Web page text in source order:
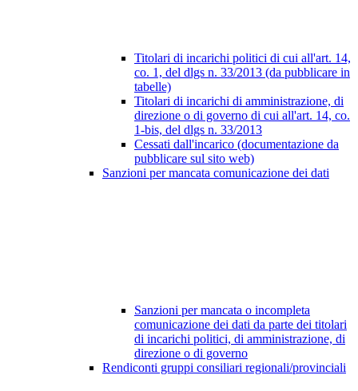
Titolari di incarichi politici di cui all'art. 14,
co. 1, del dlgs n. 33/2013 (da pubblicare in
tabelle)
Titolari di incarichi di amministrazione, di
direzione o di governo di cui all'art. 14, co.
1-bis, del dlgs n. 33/2013
Cessati dall'incarico (documentazione da
pubblicare sul sito web)
Sanzioni per mancata comunicazione dei dati
Sanzioni per mancata o incompleta
comunicazione dei dati da parte dei titolari
di incarichi politici, di amministrazione, di
direzione o di governo
Rendiconti gruppi consiliari regionali/provinciali